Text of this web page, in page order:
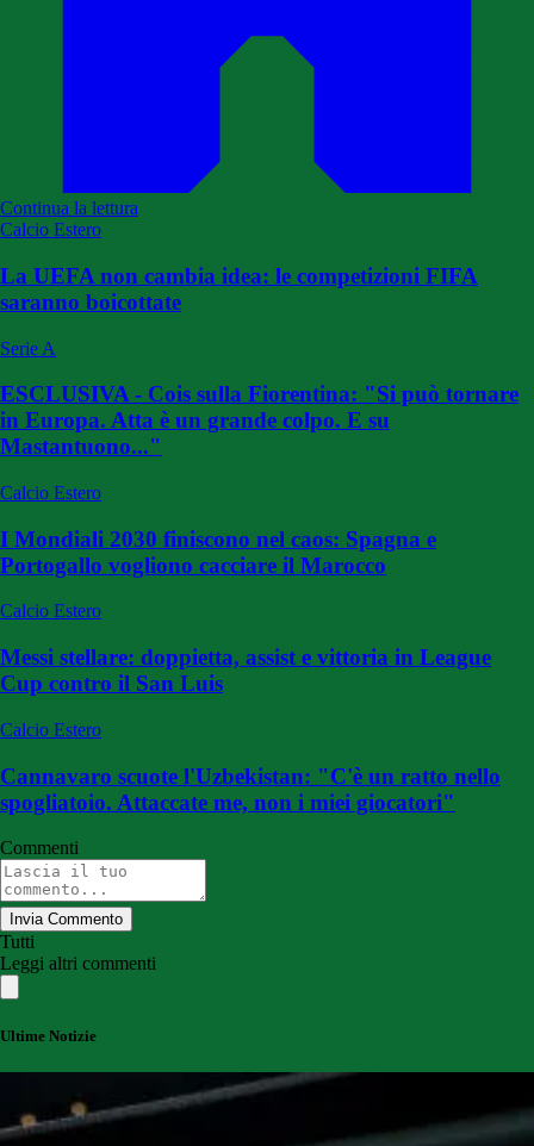
Continua la lettura
Calcio Estero
La UEFA non cambia idea: le competizioni FIFA
saranno boicottate
Serie A
ESCLUSIVA - Cois sulla Fiorentina: "Si può tornare
in Europa. Atta è un grande colpo. E su
Mastantuono..."
Calcio Estero
I Mondiali 2030 finiscono nel caos: Spagna e
Portogallo vogliono cacciare il Marocco
Calcio Estero
Messi stellare: doppietta, assist e vittoria in League
Cup contro il San Luis
Calcio Estero
Cannavaro scuote l'Uzbekistan: "C'è un ratto nello
spogliatoio. Attaccate me, non i miei giocatori"
Commenti
Invia Commento
Tutti
Leggi altri commenti
Ultime Notizie